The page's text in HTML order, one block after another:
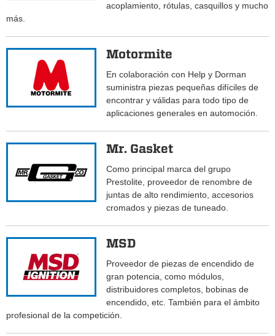
acoplamiento, rótulas, casquillos y mucho
más.
Motormite
En colaboración con Help y Dorman
suministra piezas pequeñas difíciles de
encontrar y válidas para todo tipo de
aplicaciones generales en automoción.
Mr. Gasket
Como principal marca del grupo
Prestolite, proveedor de renombre de
juntas de alto rendimiento, accesorios
cromados y piezas de tuneado.
MSD
Proveedor de piezas de encendido de
gran potencia, como módulos,
distribuidores completos, bobinas de
encendido, etc. También para el ámbito
profesional de la competición.